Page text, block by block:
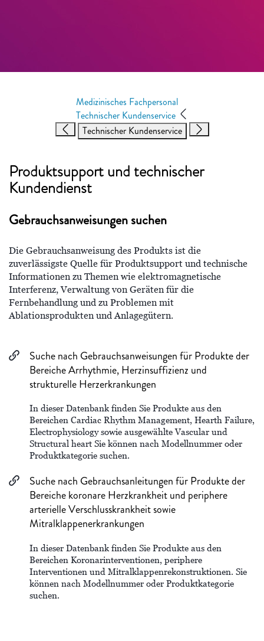
Medizinisches Fachpersonal
Technischer Kundenservice
Technischer Kundenservice
Produktsupport und technischer
Kundendienst
Gebrauchsanweisungen suchen
Die Gebrauchsanweisung des Produkts ist die
zuverlässigste Quelle für Produktsupport und technische
Informationen zu Themen wie elektromagnetische
Interferenz, Verwaltung von Geräten für die
Fernbehandlung und zu Problemen mit
Ablationsprodukten und Anlagegütern.
Suche nach Gebrauchsanweisungen für Produkte der
Bereiche Arrhythmie, Herzinsuffizienz und
strukturelle Herzerkrankungen
In dieser Datenbank finden Sie Produkte aus den
Bereichen Cardiac Rhythm Management, Hearth Failure,
Electrophysiology sowie ausgewählte Vascular und
Structural heart Sie können nach Modellnummer oder
Produktkategorie suchen.
Suche nach Gebrauchsanleitungen für Produkte der
Bereiche koronare Herzkrankheit und periphere
arterielle Verschlusskrankheit sowie
Mitralklappenerkrankungen
In dieser Datenbank finden Sie Produkte aus den
Bereichen Koronarinterventionen, periphere
Interventionen und Mitralklappenrekonstruktionen. Sie
können nach Modellnummer oder Produktkategorie
suchen.